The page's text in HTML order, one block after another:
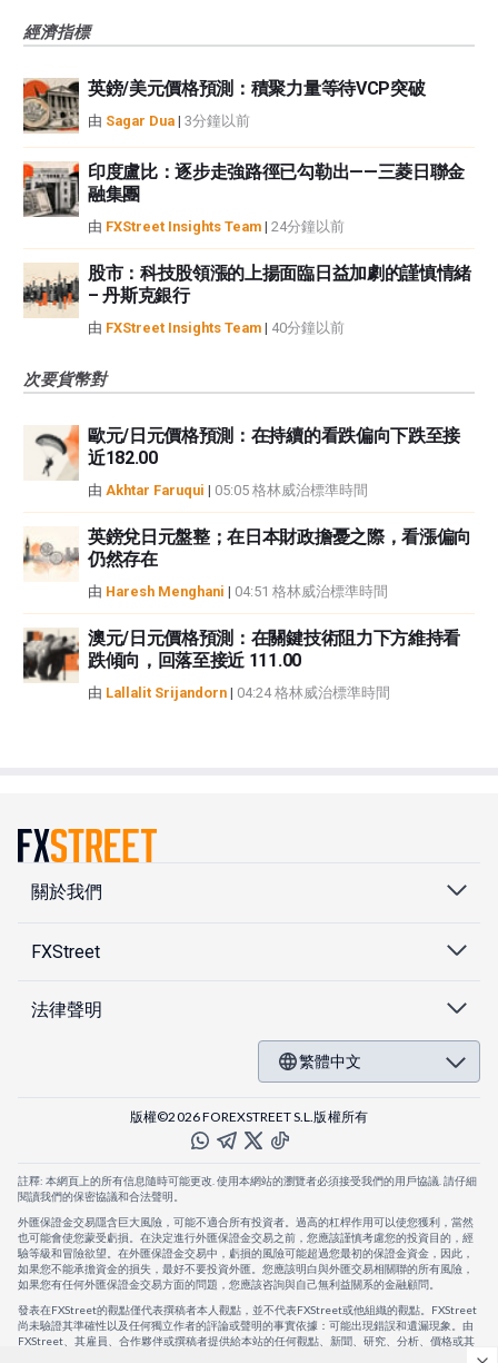
經濟指標
英鎊/美元價格預測：積聚力量等待VCP突破
由 Sagar Dua | 3分鐘以前
印度盧比：逐步走強路徑已勾勒出——三菱日聯金
融集團
由 FXStreet Insights Team | 24分鐘以前
股市：科技股領漲的上揚面臨日益加劇的謹慎情緒
– 丹斯克銀行
由 FXStreet Insights Team | 40分鐘以前
次要貨幣對
歐元/日元價格預測：在持續的看跌偏向下跌至接
近182.00
由 Akhtar Faruqui | 05:05 格林威治標準時間
英鎊兌日元盤整；在日本財政擔憂之際，看漲偏向
仍然存在
由 Haresh Menghani | 04:51 格林威治標準時間
澳元/日元價格預測：在關鍵技術阻力下方維持看
跌傾向，回落至接近 111.00
由 Lallalit Srijandorn | 04:24 格林威治標準時間
關於我們
FXStreet
法律聲明
繁體中文
版權©2026 FOREXSTREET S.L.版權所有
註釋: 本網頁上的所有信息隨時可能更改. 使用本網站的瀏覽者必須接受我們的用戶協議. 請仔細
閱讀我們的保密協議和合法聲明。
外匯保證金交易隱含巨大風險，可能不適合所有投資者。過高的杠桿作用可以使您獲利，當然
也可能會使您蒙受虧損。在決定進行外匯保證金交易之前，您應該謹慎考慮您的投資目的，經
驗等級和冒險欲望。在外匯保證金交易中，虧損的風險可能超過您最初的保證金資金，因此，
如果您不能承擔資金的損失，最好不要投資外匯。您應該明白與外匯交易相關聯的所有風險，
如果您有任何外匯保證金交易方面的問題，您應該咨詢與自己無利益關系的金融顧問。
發表在FXStreet的觀點僅代表撰稿者本人觀點，並不代表FXStreet或他組織的觀點。FXStreet
尚未驗證其準確性以及任何獨立作者的評論或聲明的事實依據：可能出現錯誤和遺漏現象。由
FXStreet、其雇員、合作夥伴或撰稿者提供給本站的任何觀點、新聞、研究、分析、價格或其